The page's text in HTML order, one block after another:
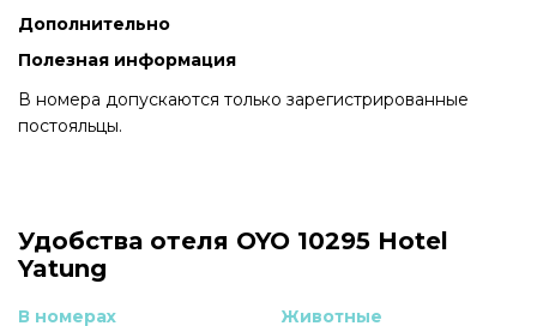
Дополнительно
Полезная информация
В номера допускаются только зарегистрированные
постояльцы.
Удобства отеля OYO 10295 Hotel
Yatung
В номерах
Животные